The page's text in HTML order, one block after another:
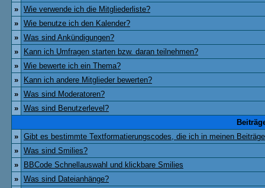
» Wie verwende ich die Mitgliederliste?
» Wie benutze ich den Kalender?
» Was sind Ankündigungen?
»
Kann ich Umfragen starten bzw. daran teilnehmen?
» Wie bewerte ich ein Thema?
»
Kann ich andere Mitglieder bewerten?
» Was sind Moderatoren?
» Was sind Benutzerlevel?
» Gibt es bestimmte Textformatierungscodes, die ich in meinen
» Was sind Smilies?
»
BBCode Schnellauswahl und klickbare Smilies
» Was sind Dateianhänge?